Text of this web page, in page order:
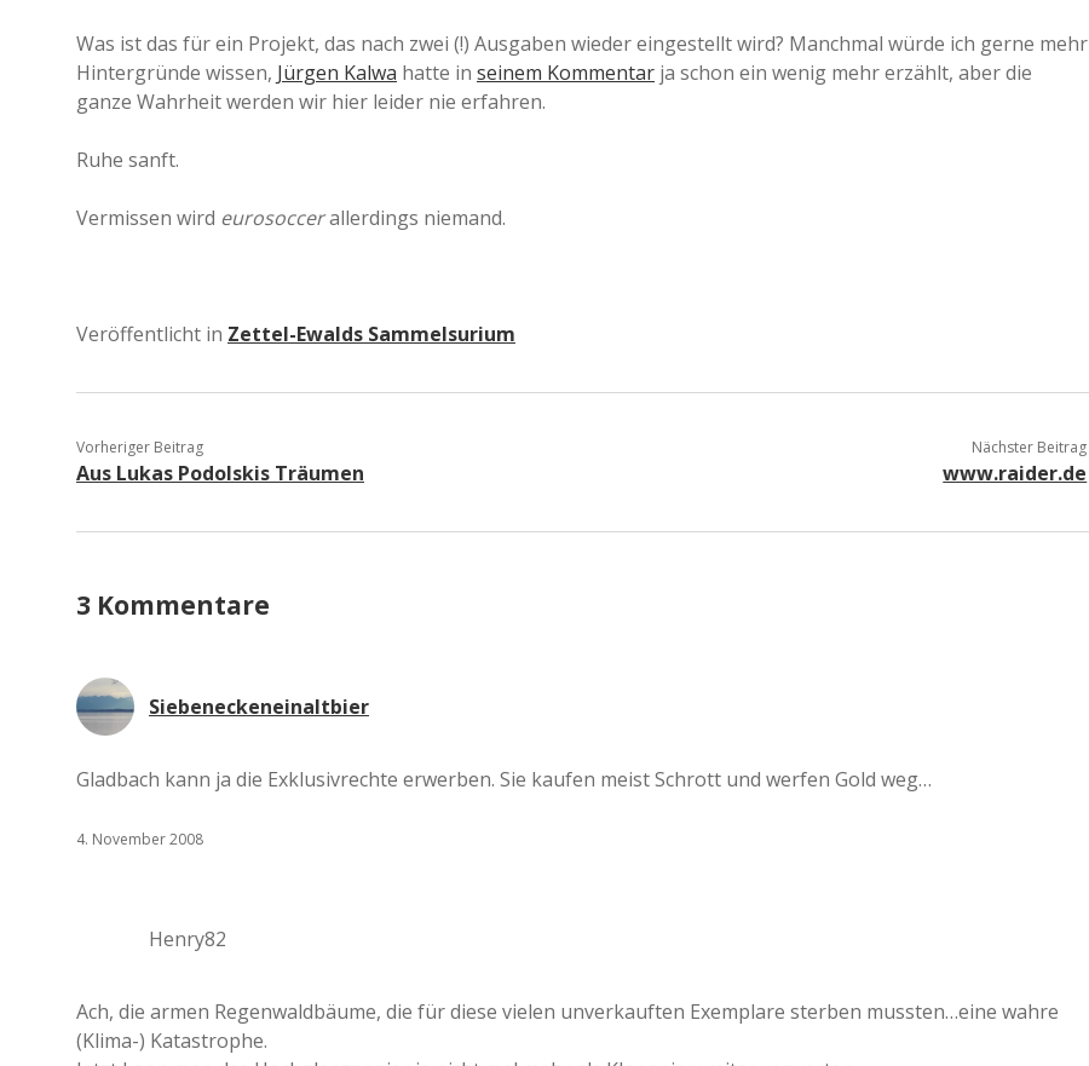
a
Was ist das für ein Projekt, das nach zwei (!) Ausgaben wieder eingestellt wird? Manchmal würde ich gerne mehr
Hintergründe wissen, Jürgen Kalwa hatte in seinem Kommentar ja schon ein wenig mehr erzählt, aber die
ganze Wahrheit werden wir hier leider nie erfahren.
Ruhe sanft.
Vermissen wird eurosoccerallerdings niemand.
Veröffentlicht in Zettel-Ewalds Sammelsurium
Vorheriger Beitrag
Aus Lukas Podolskis Träumen
Nächster Beitrag
www.raider.de
3 Kommentare
Siebeneckeneinaltbier
Gladbach kann ja die Exklusivrechte erwerben. Sie kaufen meist Schrott und werfen Gold weg…
4. November 2008
Henry82
Ach, die armen Regenwaldbäume, die für diese vielen unverkauften Exemplare sterben mussten…eine wahre
(Klima-) Katastrophe.